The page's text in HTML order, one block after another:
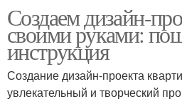
Создаем дизайн-
своими руками:
инструкция
Создание дизайн-проекта
увлекательный и творческий